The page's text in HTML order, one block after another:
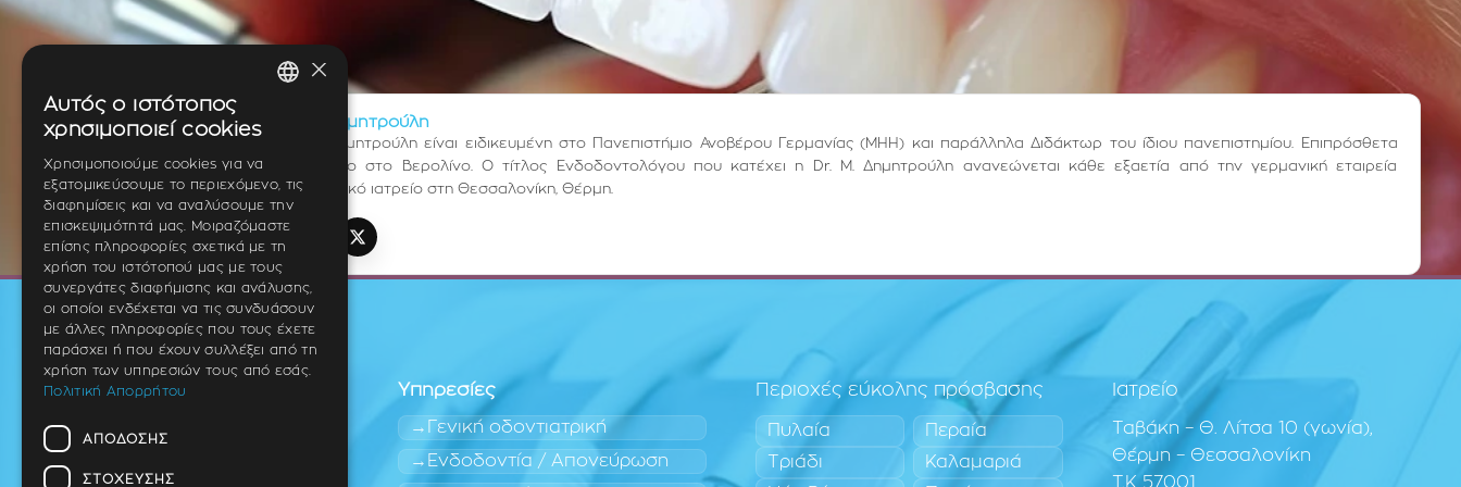
Dr. Med. Dent. Μαρίζα Δημητρούλη
Η Dr. med. dent. Μαρίζα Δημητρούλη είναι ειδικευμένη στο Πανεπιστήμιο Ανοβέρου Γερμανίας (ΜΗΗ) και παράλληλα Διδάκτωρ του ίδιου πανεπιστημίου. Επιπρόσθετα
εργάστηκε σε οδοντιατρείο στο Βερολίνο. Ο τίτλος Ενδοδοντολόγου που κατέχει η Dr. Μ. Δημητρούλη ανανεώνεται κάθε εξαετία από την γερμανική εταιρεία
Ενδοδοντίας. Διατηρεί ιδιωτικό ιατρείο στη Θεσσαλονίκη, Θέρμη.
TikTokInstagram
FacebookYouTubeLinkedInX (Twitter)
Υπηρεσίες
Γενική οδοντιατρική
Ενδοδοντία / Απονεύρωση
Περιοχές εύκολης πρόσβασης
Πυλαία
Τριάδι
Περαία
Καλαμαριά
Ιατρείο
Ταβάκη – Θ. Λίτσα 10 (γωνία),
Θέρμη – Θεσσαλονίκη
T.K 57001
×
Αυτός ο ιστότοπος
χρησιμοποιεί cookies
Χρησιμοποιούμε cookies για να
εξατομικεύσουμε το περιεχόμενο, τις
διαφημίσεις και να αναλύσουμε την
επισκεψιμότητά μας. Μοιραζόμαστε
επίσης πληροφορίες σχετικά με τη
χρήση του ιστότοπού μας με τους
συνεργάτες διαφήμισης και ανάλυσης,
οι οποίοι ενδέχεται να τις συνδυάσουν
με άλλες πληροφορίες που τους έχετε
παράσχει ή που έχουν συλλέξει από τη
χρήση των υπηρεσιών τους από εσάς.
Πολιτική Απορρήτου
ΑΠΌΔΟΣΗΣ
ΣΤΌΧΕΥΣΗΣ